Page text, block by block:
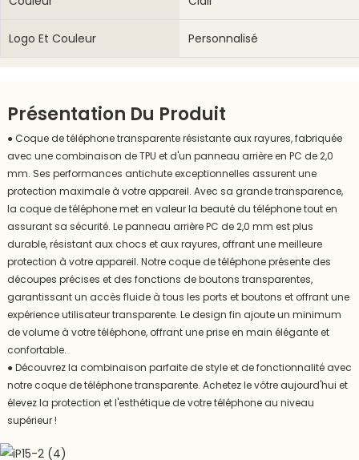
Logo Et Couleur Personnalisé
Présentation Du Produit
●Coque de téléphone transparente résistante aux rayures, fabriquée
avec une combinaison de TPU et d'un panneau arrière en PC de 2,0
mm. Ses performances antichute exceptionnelles assurent une
protection maximale à votre appareil. Avec sa grande transparence,
la coque de téléphone met en valeur la beauté du téléphone tout en
assurant sa sécurité. Le panneau arrière PC de 2,0 mm est plus
durable, résistant aux chocs et aux rayures, offrant une meilleure
protection à votre appareil. Notre coque de téléphone présente des
découpes précises et des fonctions de boutons transparentes,
garantissant un accès fluide à tous les ports et boutons et offrant une
expérience utilisateur transparente. Le design fin ajoute un minimum
de volume à votre téléphone, offrant une prise en main élégante et
confortable.
●Découvrez la combinaison parfaite de style et de fonctionnalité avec
notre coque de téléphone transparente. Achetez le vôtre aujourd'hui et
élevez la protection et l'esthétique de votre téléphone au niveau
supérieur !